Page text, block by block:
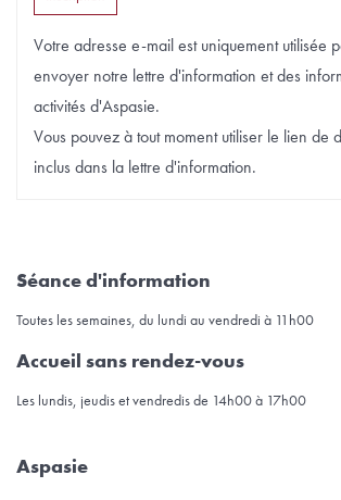
Votre adresse e-mail est uniquement utilisée
envoyer notre lettre d'information et des
activités d'Aspasie.
Vous pouvez à tout moment utiliser le lien de
inclus dans la lettre d'information.
Séance d'information
Toutes les semaines, du lundi au vendredi à 11h00
Accueil sans rendez-vous
Les lundis, jeudis et vendredis de 14h00 à 17h00
Aspasie